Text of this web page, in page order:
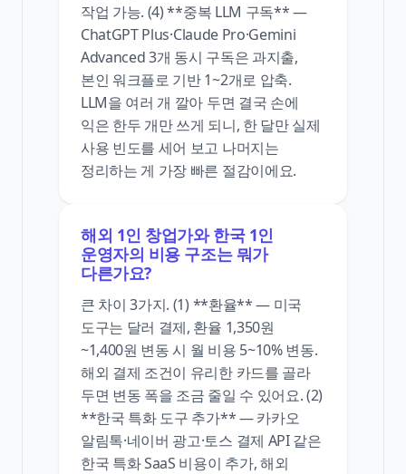
작업 가능. (4) **중복 LLM 구독** —
ChatGPT Plus·Claude Pro·Gemini
Advanced 3개 동시 구독은 과지출,
본인 워크플로 기반 1~2개로 압축.
LLM을 여러 개 깔아 두면 결국 손에
익은 한두 개만 쓰게 되니, 한 달만 실제
사용 빈도를 세어 보고 나머지는
정리하는 게 가장 빠른 절감이에요.
해외 1인 창업가와 한국 1인
운영자의 비용 구조는 뭐가
다른가요?
큰 차이 3가지. (1) **환율** — 미국
도구는 달러 결제, 환율 1,350원
~1,400원 변동 시 월 비용 5~10% 변동.
해외 결제 조건이 유리한 카드를 골라
두면 변동 폭을 조금 줄일 수 있어요. (2)
**한국 특화 도구 추가** — 카카오
알림톡·네이버 광고·토스 결제 API 같은
한국 특화 SaaS 비용이 추가, 해외